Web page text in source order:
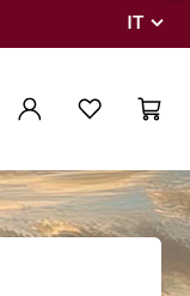
Lingua
IT
ACCOUNT LISTA DEI CART